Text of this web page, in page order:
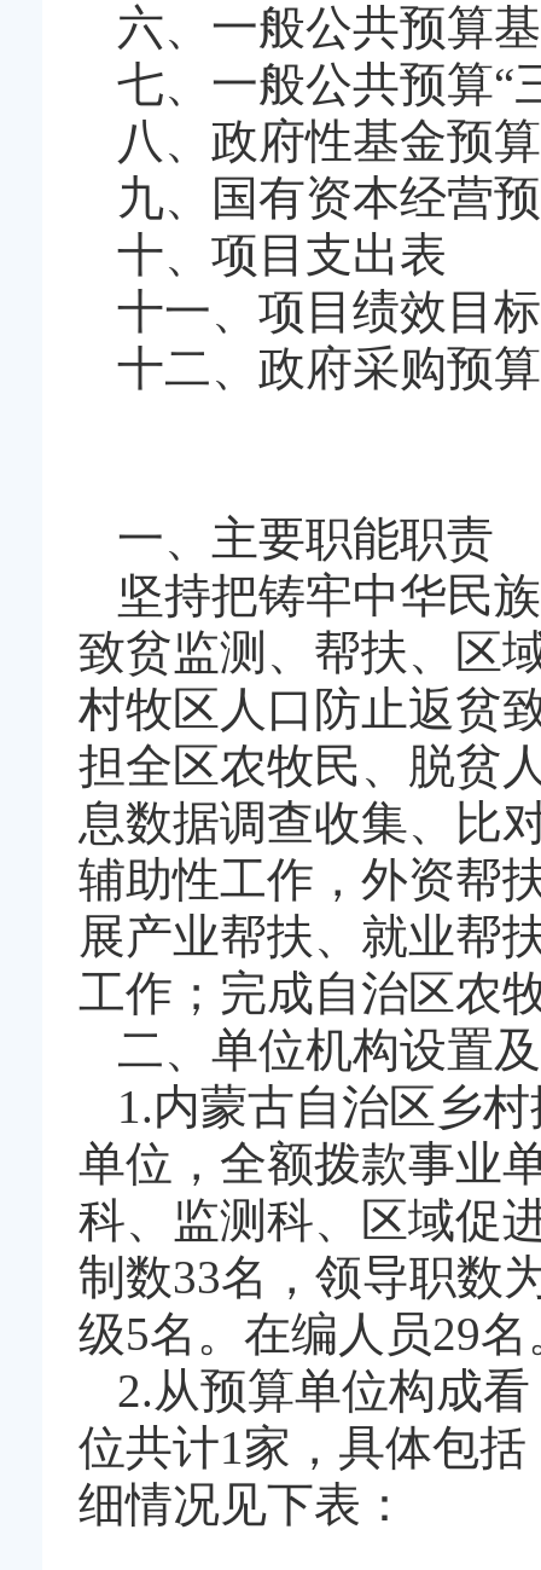
六、一般公共预算
七、一般公共预算“
八、政府性基金预
九、国有资本经营
十、项目支出表
十一、项目绩效目
十二、政府采购预
一、主要职能职责
坚持把铸牢中华民
致贫监测、帮扶、区
村牧区人口防止返贫
担全区农牧民、脱贫
息数据调查收集、比
辅助性工作，外资帮
展产业帮扶、就业帮
工作；完成自治区农
二、单位机构设置
1.内蒙古自治区乡
单位，全额拨款事业
科、监测科、区域促
制数33名，领导职数
级5名。在编人员29名
2.从预算单位构成
位共计1家，具体包
细情况见下表：